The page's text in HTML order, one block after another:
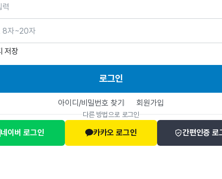
저장
로그인
아이디/비밀번호 찾기 회원가입
다른 방법으로 로그인
네이버 로그인 카카오 로그인 간편인증 로